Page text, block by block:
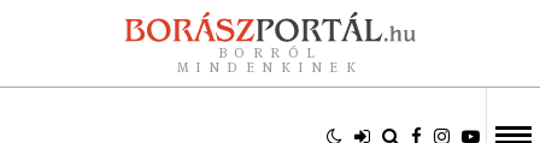
BORRÓL
MINDENKINEK